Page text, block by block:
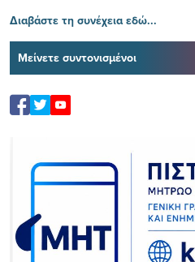
Διαβάστε τη συνέχεια εδώ...
Μείνετε συντονισμένοι